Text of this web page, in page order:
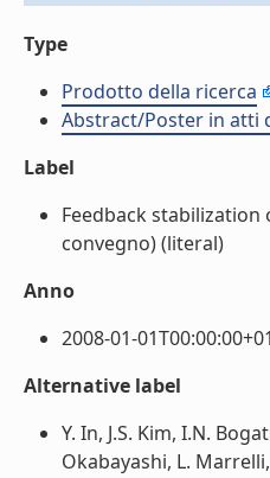
Type
Prodotto della ricerca
Abstract/Poster in atti
Label
Feedback
convegno) (literal)
Anno
2008-01-
Alternative label
Y. In, J.S. Kim, I.N.
Okabayashi, L.